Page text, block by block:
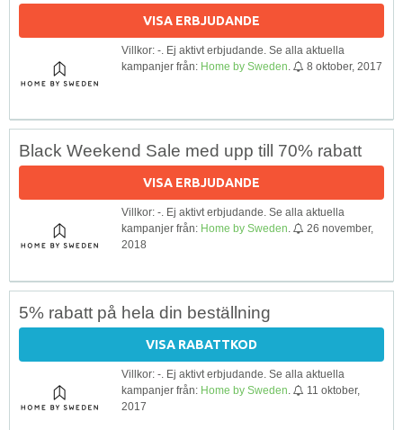
VISA ERBJUDANDE
Villkor: -. Ej aktivt erbjudande. Se alla aktuella
kampanjer från: Home by Sweden 8 oktober, 2017
Black Weekend Sale med upp till 70% rabatt
VISA ERBJUDANDE
Villkor: -. Ej aktivt erbjudande. Se alla aktuella
kampanjer från: Home by Sweden
26 november,
2018
5% rabatt på hela din beställning
VISA RABATTKOD
Villkor: -. Ej aktivt erbjudande. Se alla aktuella
kampanjer från: Home by Sweden
11 oktober,
2017